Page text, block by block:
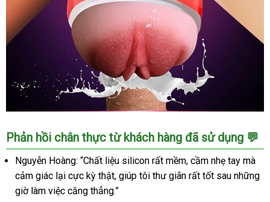
Âm
Đạo
Giả
Ngụy
Trang
Jiuai
Phản hồi chân thực từ khách hàng đã sử dụng 💬
Nguyễn Hoàng: “Chất liệu silicon rất mềm, cầm nhẹ tay mà
cảm giác lại cực kỳ thật, giúp tôi thư giãn rất tốt sau những
giờ làm việc căng thẳng.”